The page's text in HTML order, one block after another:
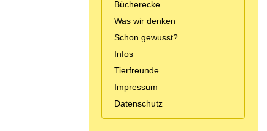
Bücherecke
Was wir denken
Schon gewusst?
Infos
Tierfreunde
Impressum
Datenschutz